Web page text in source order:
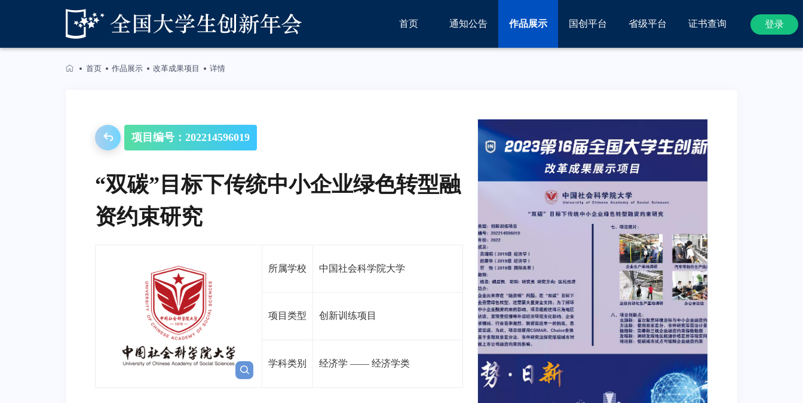
首页 通知公告 作品展示 国创平台 省级平台 证书查询 登录
首页 作品展示 改革成果项目 详情
项目编号：202214596019
“双碳”目标下传统中小企业绿色转型融
资约束研究
所属学校 中国社会科学院大学
项目类型 创新训练项目
学科类别 经济学 —— 经济学类